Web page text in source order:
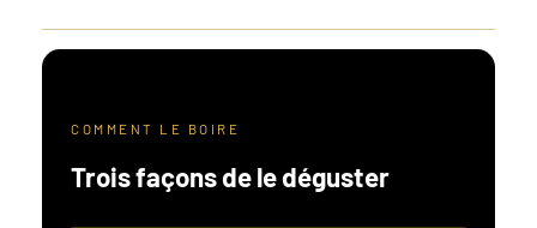
COMMENT LE BOIRE
Trois façons de le déguster